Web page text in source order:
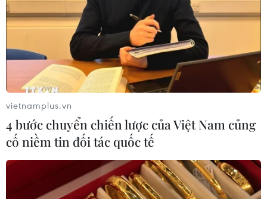
vietnamplus.vn
4 bước chuyển chiến lược của Việt Nam củng
cố niềm tin đối tác quốc tế